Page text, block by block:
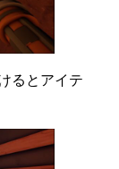
るとアイテ